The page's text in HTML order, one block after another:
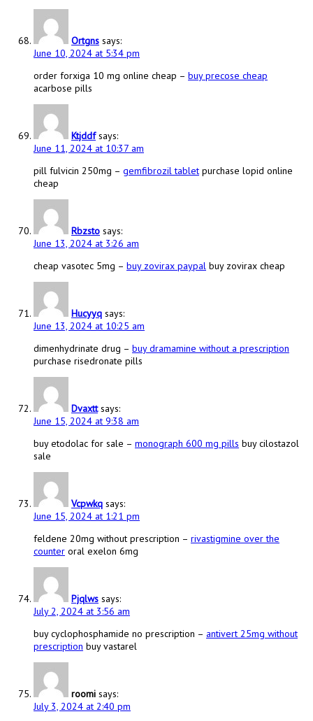
Ortgns says:
June 10, 2024 at 5:34 pm
order forxiga 10 mg online cheap – buy precose cheap
acarbose pills
Ktjddf says:
June 11, 2024 at 10:37 am
pill fulvicin 250mg – gemfibrozil tablet purchase lopid online
cheap
Rbzsto says:
June 13, 2024 at 3:26 am
cheap vasotec 5mg – buy zovirax paypal buy zovirax cheap
Hucyyq says:
June 13, 2024 at 10:25 am
dimenhydrinate drug – buy dramamine without a prescription
purchase risedronate pills
Dvaxtt says:
June 15, 2024 at 9:38 am
buy etodolac for sale – monograph 600 mg pills buy cilostazol
sale
Vcpwkq says:
June 15, 2024 at 1:21 pm
feldene 20mg without prescription – rivastigmine over the
counter oral exelon 6mg
Pjqlws says:
July 2, 2024 at 3:56 am
buy cyclophosphamide no prescription – antivert 25mg without
prescription buy vastarel
roomi says:
July 3, 2024 at 2:40 pm